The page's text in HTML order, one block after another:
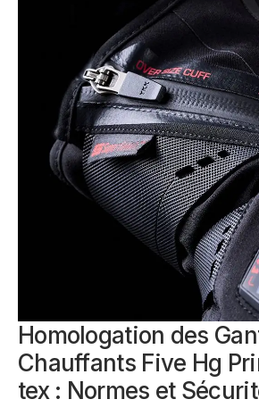
Homologation des
Chauffants Five Hg
tex : Normes et